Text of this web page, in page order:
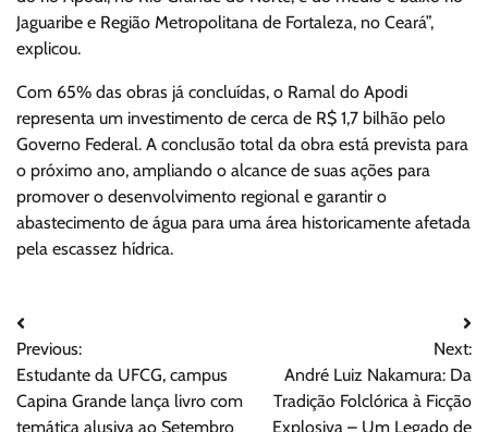
Jaguaribe e Região Metropolitana de Fortaleza, no Ceará”,
explicou.
Com 65% das obras já concluídas, o Ramal do Apodi
representa um investimento de cerca de R$ 1,7 bilhão pelo
Governo Federal. A conclusão total da obra está prevista para
o próximo ano, ampliando o alcance de suas ações para
promover o desenvolvimento regional e garantir o
abastecimento de água para uma área historicamente afetada
pela escassez hídrica.
Navegação
de
Post
Previous:
Estudante da UFCG, campus
Capina Grande lança livro com
temática alusiva ao Setembro
Next:
André Luiz Nakamura: Da
Tradição Folclórica à Ficção
Explosiva – Um Legado de